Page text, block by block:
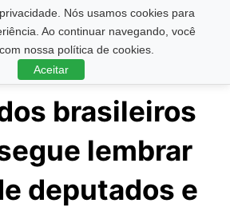
Nós usamos cookies para
Ao continuar navegando, você
nossa política de cookies.
Aceitar
brasileiros
lembrar
deputados e